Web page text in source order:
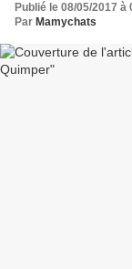
Publié le 08/05/2017 à
Par Mamychats